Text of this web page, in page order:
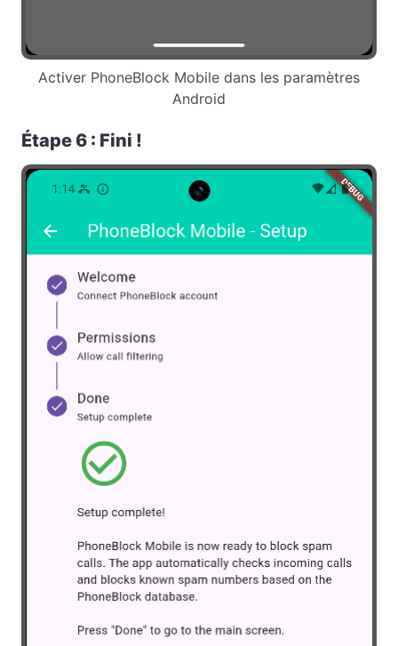
Activer PhoneBlock Mobile dans les paramètres
Android
Étape 6 : Fini !